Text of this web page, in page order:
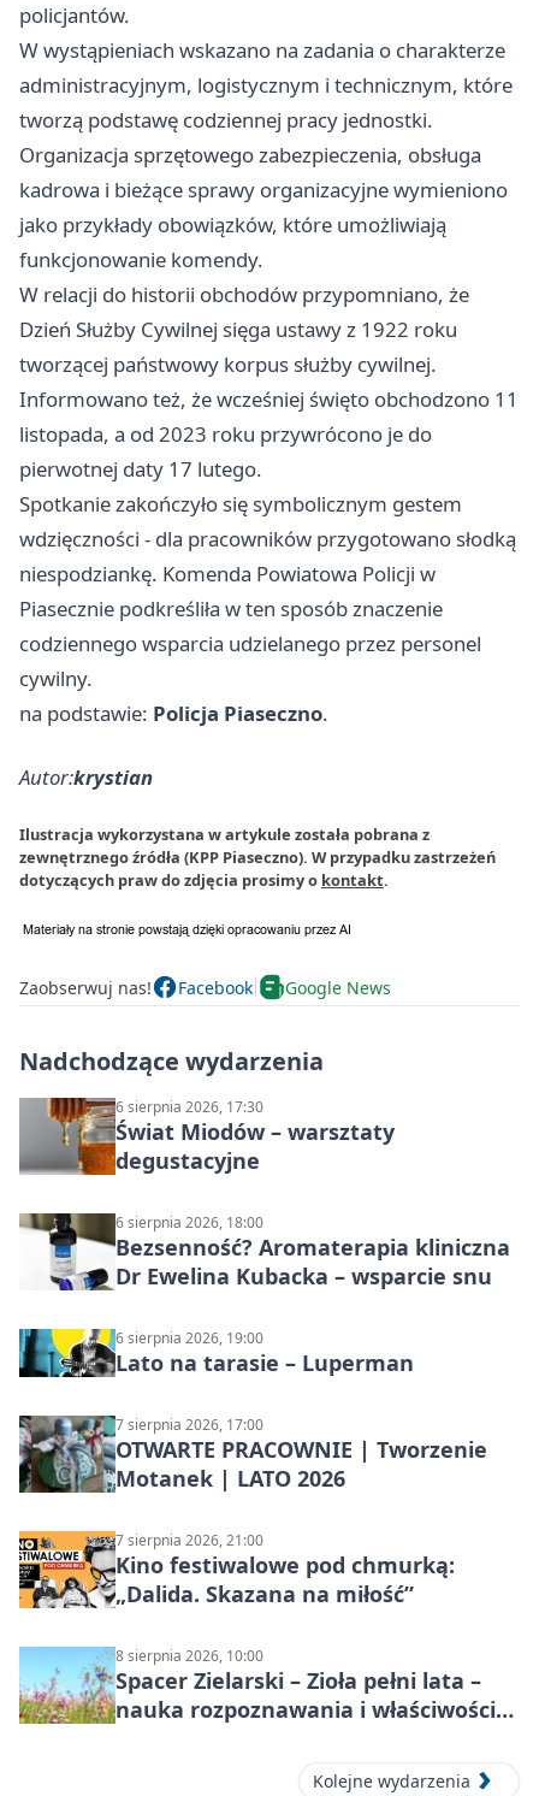
policjantów.
W wystąpieniach wskazano na zadania o charakterze
administracyjnym, logistycznym i technicznym, które
tworzą podstawę codziennej pracy jednostki.
Organizacja sprzętowego zabezpieczenia, obsługa
kadrowa i bieżące sprawy organizacyjne wymieniono
jako przykłady obowiązków, które umożliwiają
funkcjonowanie komendy.
W relacji do historii obchodów przypomniano, że
Dzień Służby Cywilnej sięga ustawy z 1922 roku
tworzącej państwowy korpus służby cywilnej.
Informowano też, że wcześniej święto obchodzono 11
listopada, a od 2023 roku przywrócono je do
pierwotnej daty 17 lutego.
Spotkanie zakończyło się symbolicznym gestem
wdzięczności - dla pracowników przygotowano słodką
niespodziankę. Komenda Powiatowa Policji w
Piasecznie podkreśliła w ten sposób znaczenie
codziennego wsparcia udzielanego przez personel
cywilny.
na podstawie: Policja Piaseczno.
Autor:krystian
Ilustracja wykorzystana w artykule została pobrana z
zewnętrznego źródła (KPP Piaseczno). W przypadku zastrzeżeń
dotyczących praw do zdjęcia prosimy o kontakt.
Zaobserwuj nas! Facebook Google News
Nadchodzące wydarzenia
6 sierpnia 2026, 17:30
Świat Miodów – warsztaty
degustacyjne
6 sierpnia 2026, 18:00
Bezsenność? Aromaterapia kliniczna
Dr Ewelina Kubacka – wsparcie snu
6 sierpnia 2026, 19:00
Lato na tarasie – Luperman
7 sierpnia 2026, 17:00
OTWARTE PRACOWNIE | Tworzenie
Motanek | LATO 2026
7 sierpnia 2026, 21:00
Kino festiwalowe pod chmurką:
„Dalida. Skazana na miłość”
8 sierpnia 2026, 10:00
Spacer Zielarski – Zioła pełni lata –
nauka rozpoznawania i właściwości
Kolejne wydarzenia